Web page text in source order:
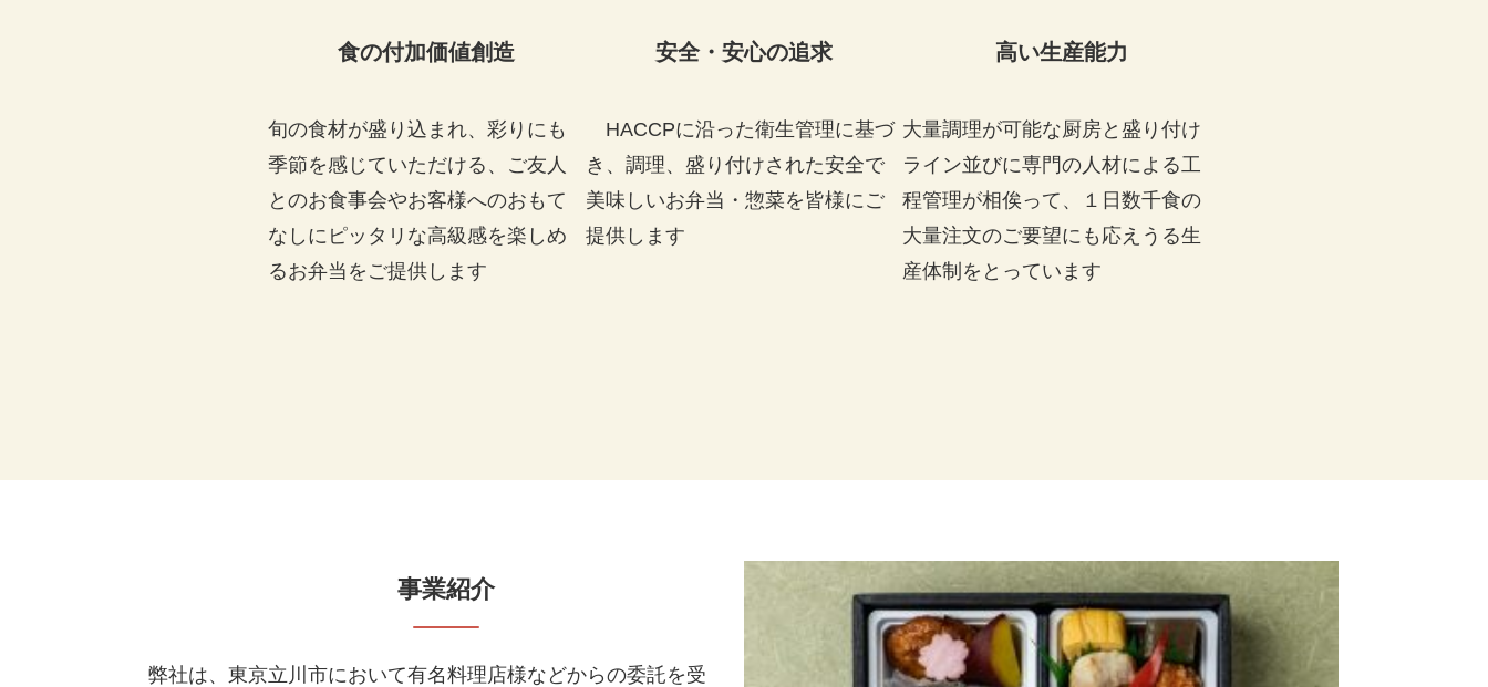
食の付加価値創造
旬の食材が盛り込まれ、彩りにも
季節を感じていただける、ご友人
とのお食事会やお客様へのおもて
なしにピッタリな高級感を楽しめ
るお弁当をご提供します
安全・安心の追求
HACCPに沿った衛生管理に基づ
き、調理、盛り付けされた安全で
美味しいお弁当・惣菜を皆様にご
提供します
高い生産能力
大量調理が可能な厨房と盛り付け
ライン並びに専門の人材による工
程管理が相俟って、１日数千食の
大量注文のご要望にも応えうる生
産体制をとっています
事業紹介
弊社は、東京立川市において有名料理店様などからの委託を受